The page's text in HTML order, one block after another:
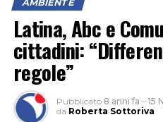
AMBIENTE
Latina, Abc e
cittadini:
regole”
Pubblicato 8 anni fa – 15
da Roberta Sottoriva